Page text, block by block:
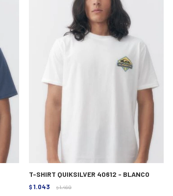
T-SHIRT QUIKSILVER 40612 - BLANCO
$ 1.043 $ 1.490